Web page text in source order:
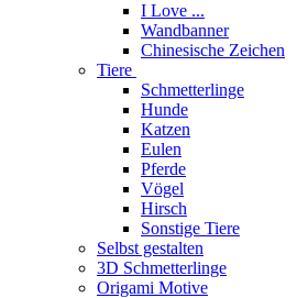
I Love ...
Wandbanner
Chinesische Zeichen
Tiere
Schmetterlinge
Hunde
Katzen
Eulen
Pferde
Vögel
Hirsch
Sonstige Tiere
Selbst gestalten
3D Schmetterlinge
Origami Motive